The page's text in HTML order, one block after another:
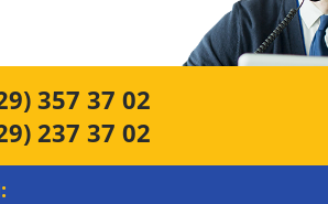
357 37 02
237 37 02